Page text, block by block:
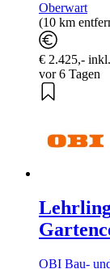
Oberwart
(10 km
€ 2.425,-
vor 6 Tagen
OBI Bau-